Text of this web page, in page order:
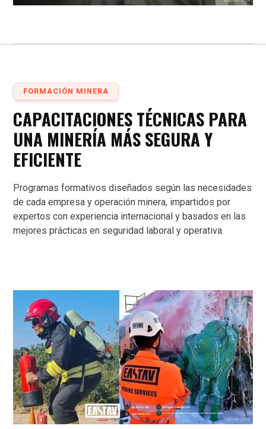
FORMACIÓN MINERA
CAPACITACIONES TÉCNICAS PARA
UNA MINERÍA MÁS SEGURA Y
EFICIENTE
Programas formativos diseñados según las necesidades
de cada empresa y operación minera, impartidos por
expertos con experiencia internacional y basados en las
mejores prácticas en seguridad laboral y operativa.